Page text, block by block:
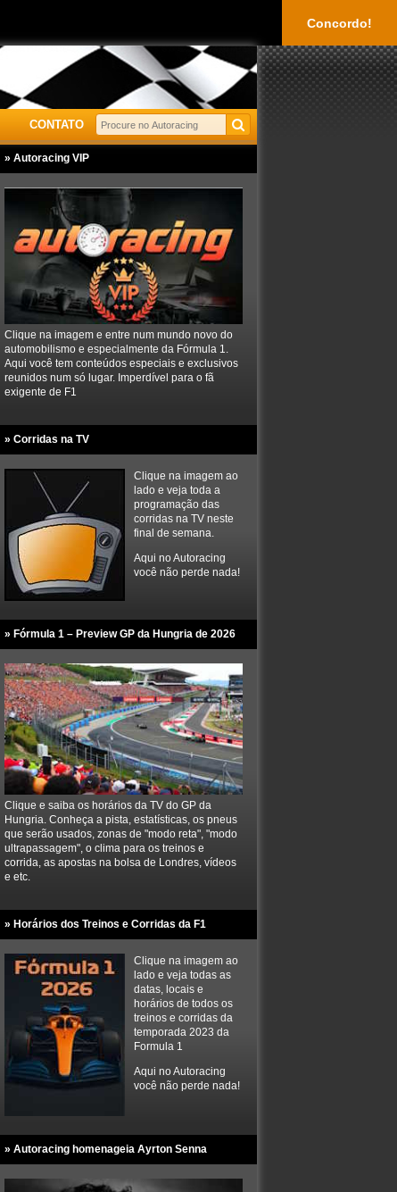
Concordo!
CONTATO
» Autoracing VIP
Clique na imagem e entre num mundo novo do
automobilismo e especialmente da Fórmula 1.
Aqui você tem conteúdos especiais e exclusivos
reunidos num só lugar. Imperdível para o fã
exigente de F1
» Corridas na TV
Clique na imagem ao
lado e veja toda a
programação das
corridas na TV neste
final de semana.
Aqui no Autoracing
você não perde nada!
» Fórmula 1 – Preview GP da Hungria de 2026
Clique e saiba os horários da TV do GP da
Hungria. Conheça a pista, estatísticas, os pneus
que serão usados, zonas de "modo reta", "modo
ultrapassagem", o clima para os treinos e
corrida, as apostas na bolsa de Londres, vídeos
e etc.
» Horários dos Treinos e Corridas da F1
Clique na imagem ao
lado e veja todas as
datas, locais e
horários de todos os
treinos e corridas da
temporada 2023 da
Formula 1
Aqui no Autoracing
você não perde nada!
» Autoracing homenageia Ayrton Senna